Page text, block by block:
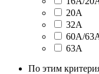
20А
32А
60А/
63А
По этим